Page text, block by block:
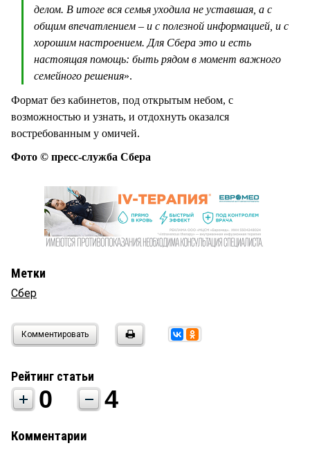
делом. В итоге вся семья уходила не уставшая, а с
общим впечатлением – и с полезной информацией, и с
хорошим настроением. Для Сбера это и есть
настоящая помощь: быть рядом в момент важного
семейного решения».
Формат без кабинетов, под открытым небом, с
возможностью и узнать, и отдохнуть оказался
востребованным у омичей.
Фото © пресс-служба Сбера
Метки
Сбер
Комментировать
Рейтинг статьи
0 4
Комментарии